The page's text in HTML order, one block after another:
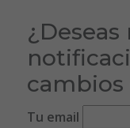
cambios
Tu email